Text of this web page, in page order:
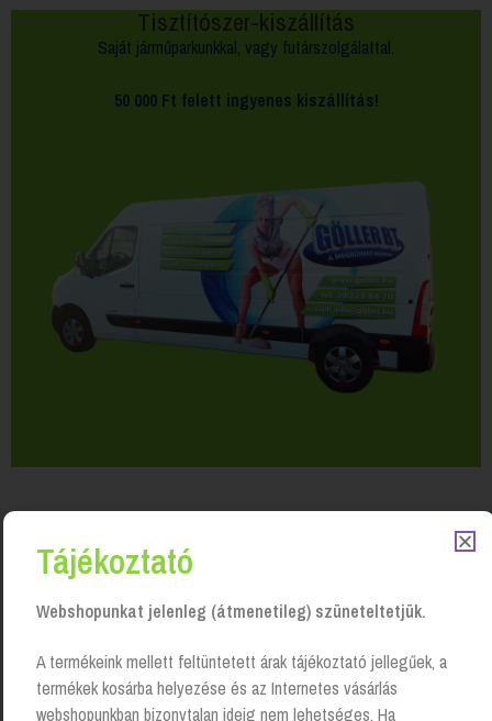
Tisztítószer-kiszállítás
Saját járműparkunkkal, vagy futárszolgálattal.
50 000 Ft felett ingyenes kiszállítás!
Kapcsolódó Termékek
Tájékoztató
Webshopunkat jelenleg (átmenetileg) szüneteltetjük.
A termékeink mellett feltüntetett árak tájékoztató jellegűek, a
termékek kosárba helyezése és az Internetes vásárlás
webshopunkban bizonytalan ideig nem lehetséges. Ha